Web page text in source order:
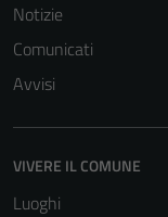
Notizie
Comunicati
Avvisi
VIVERE IL COMUNE
Luoghi